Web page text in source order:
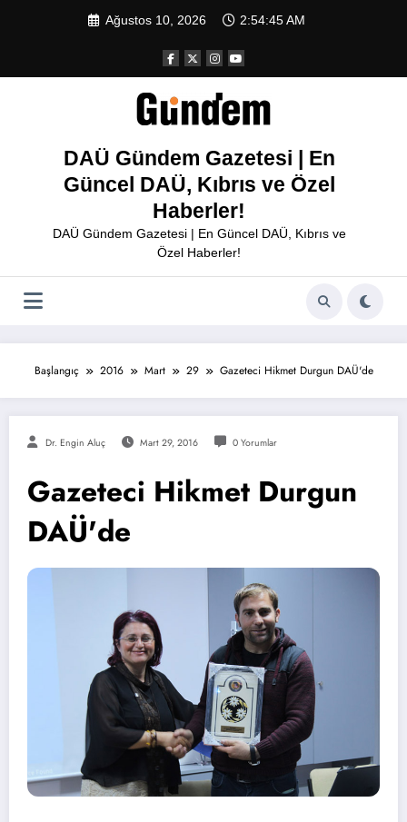
Ağustos 10, 2026 2:54:45 AM
DAÜ Gündem Gazetesi | En
Güncel DAÜ, Kıbrıs ve Özel
Haberler!
DAÜ Gündem Gazetesi | En Güncel DAÜ, Kıbrıs ve
Özel Haberler!
Başlangıç 2016 Mart 29 Gazeteci Hikmet Durgun DAÜ'de
Dr. Engin Aluç Mart 29, 2016 0 Yorumlar
Gazeteci Hikmet Durgun
DAÜ'de